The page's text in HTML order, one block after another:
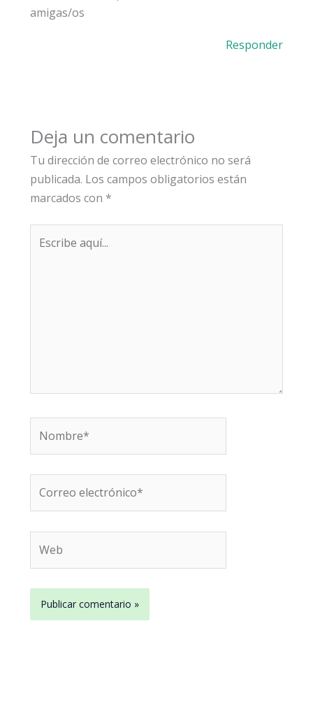
amigas/os
Responder
Deja un comentario
Tu dirección de correo electrónico no será
publicada. Los campos obligatorios están
marcados con *
aquí...
electrónico*